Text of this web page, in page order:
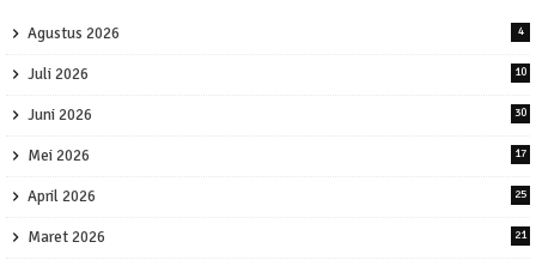
Agustus 2026 4
Juli 2026 10
Juni 2026 30
Mei 2026 17
April 2026 25
Maret 2026 21